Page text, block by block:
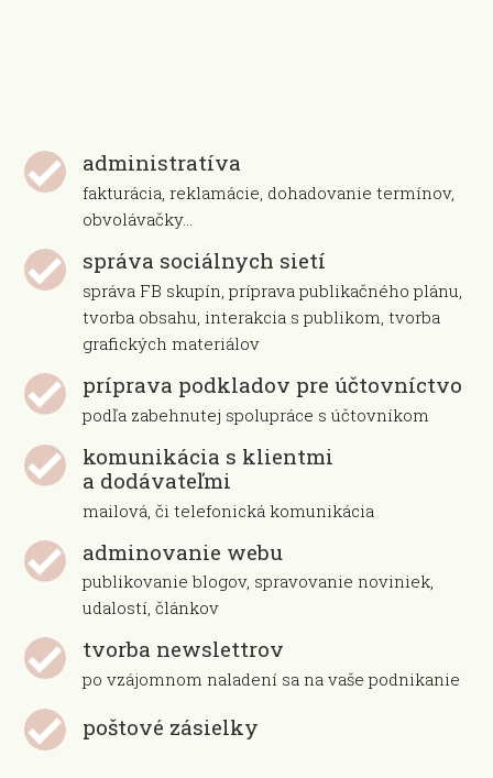
administratíva
fakturácia, reklamácie, dohadovanie termínov,
obvolávačky...
správa sociálnych sietí
správa FB skupín, príprava publikačného plánu,
tvorba obsahu, interakcia s publikom, tvorba
grafických materiálov
príprava podkladov pre účtovníctvo
podľa zabehnutej spolupráce s účtovníkom
komunikácia s klientmi
a dodávateľmi
mailová, či telefonická komunikácia
adminovanie webu
publikovanie blogov, spravovanie noviniek,
udalostí, článkov
tvorba newslettrov
po vzájomnom naladení sa na vaše podnikanie
poštové zásielky